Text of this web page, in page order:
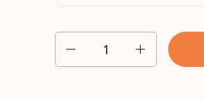
Quantité